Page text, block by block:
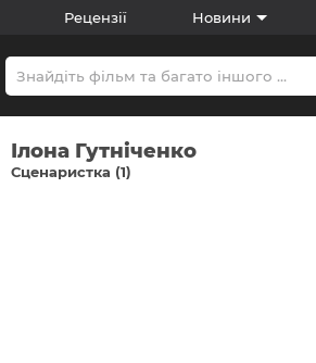
Рецензії Новини
Ілона Гутніченко
Сценаристка (1)